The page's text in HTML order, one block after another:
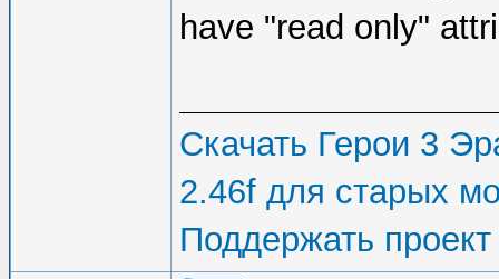
have "read only"
Скачать Герои 3
2.46f для старых
Поддержать проект